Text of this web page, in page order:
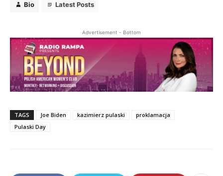
Bio Latest Posts
Advertisement - Bottom
TAGS Joe Biden kazimierz pulaski
proklamacja
Pulaski Day